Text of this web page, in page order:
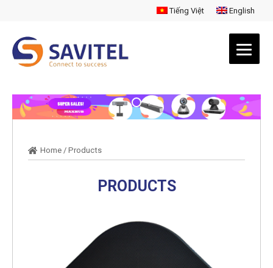
Tiếng Việt English
Home / Products
PRODUCTS